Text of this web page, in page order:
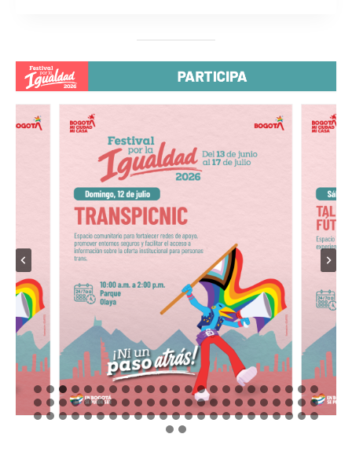
QUINCE
LLENANDO
DE
DIVERSIDAD
Y
CULTURA
LAS
CALLES
DE
BOGOTÁ